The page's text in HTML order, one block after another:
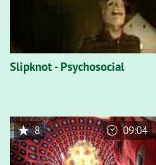
Slipknot - Psychosocial
8 09:04